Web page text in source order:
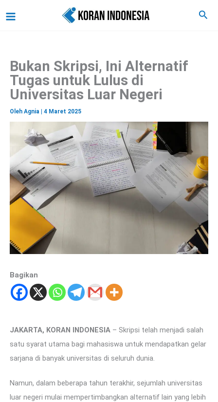
ke
Cari
Bukan Skripsi, Ini Alternatif
Tugas untuk Lulus di
Universitas Luar Negeri
Oleh Agnia 4 Maret 2025
Bagikan
JAKARTA, KORAN INDONESIA – Skripsi telah menjadi salah
satu syarat utama bagi mahasiswa untuk mendapatkan gelar
sarjana di banyak universitas di seluruh dunia.
Namun, dalam beberapa tahun terakhir, sejumlah universitas
luar negeri mulai mempertimbangkan alternatif lain yang lebih
a